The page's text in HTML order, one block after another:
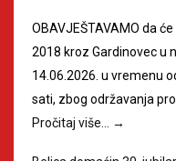
OBAVJEŠTAVAMO da
2018 kroz Gardinovec u
14.06.2026. u vremenu
sati, zbog održavanja
Pročitaj više…
→